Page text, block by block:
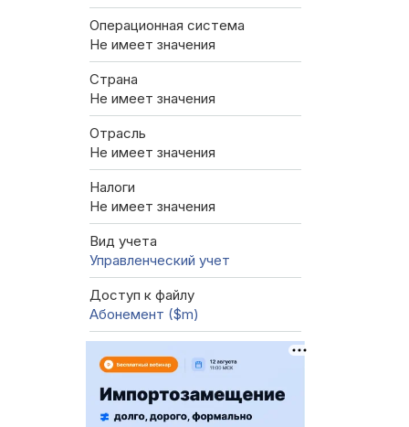
Операционная система
Не имеет значения
Страна
Не имеет значения
Отрасль
Не имеет значения
Налоги
Не имеет значения
Вид учета
Управленческий учет
Доступ к файлу
Абонемент ($m)